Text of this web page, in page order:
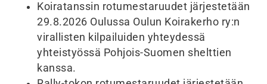
Koiratanssin rotumestaruudet järjestetään
29.8.2026 Oulussa Oulun Koirakerho ry:n
virallisten kilpailuiden yhteydessä
yhteistyössä Pohjois-Suomen shelttien
kanssa.